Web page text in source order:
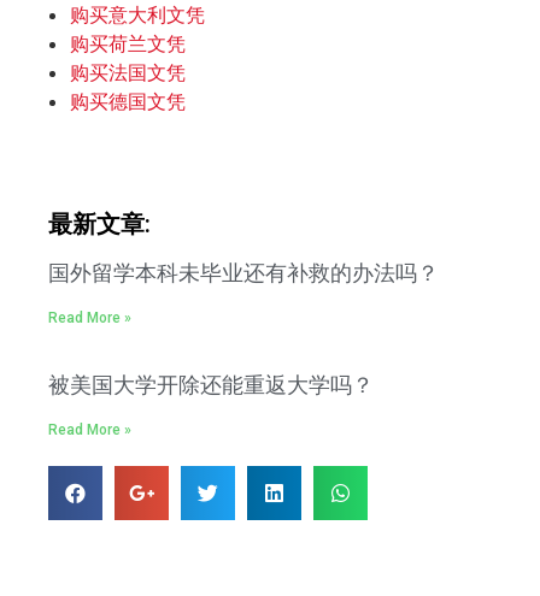
购买意大利文凭
购买荷兰文凭
购买法国文凭
购买德国文凭
最新文章:
国外留学本科未毕业还有补救的办法吗？
Read More »
被美国大学开除还能重返大学吗？
Read More »